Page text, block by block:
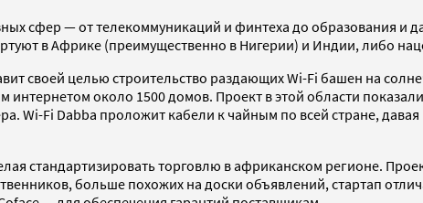
сфер — от телекоммуникаций и финтеха до образования и
в Африке (преимущественно в Нигерии) и Индии, либо
своей целью строительство раздающих Wi-Fi башен на
около 1500 домов. Проект в этой области
Wi-Fi Dabba проложит кабели к чайным по всей стране,
стандартизировать торговлю в африканском регионе.
больше похожих на доски объявлений, стартап